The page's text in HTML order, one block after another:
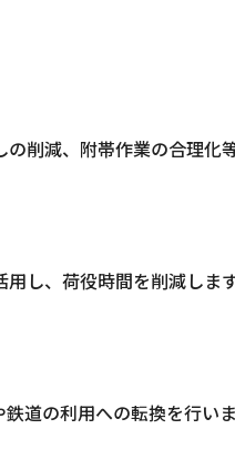
削減、附帯作業の合理化
し、荷役時間を削減します
道の利用への転換を行いま